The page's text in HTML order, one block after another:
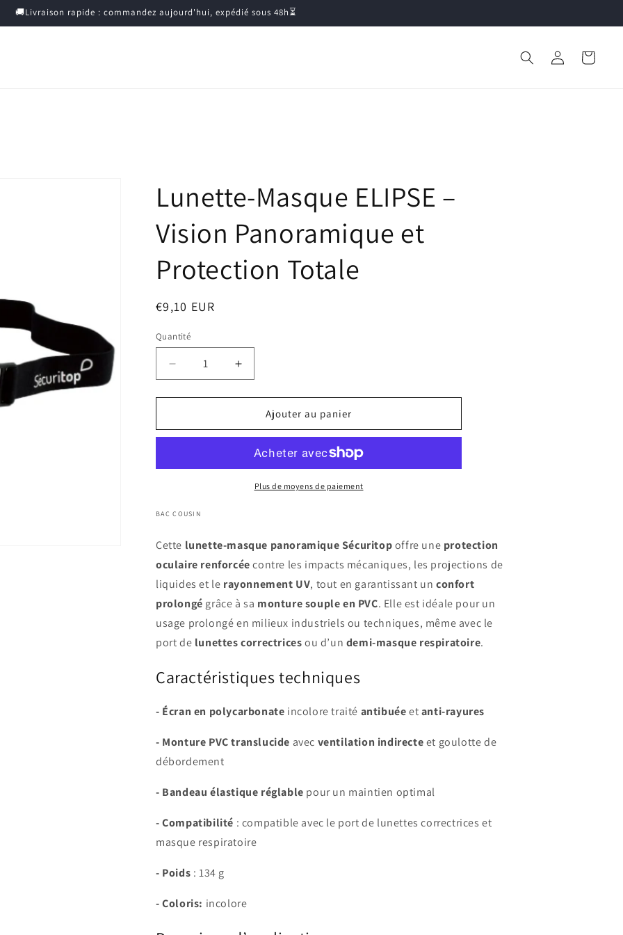
🚚Livraison rapide : commandez aujourd'hui, expédié sous 48h⏳
Connexion Panier
Lunette-Masque ELIPSE –
Vision Panoramique et
Protection Totale
Prix
€9,10 EUR
Quantité
Réduire
la
quantité
Lunette-
–
et
Totale
Augmenter
la
quantité
Lunette-
ELIPSE
–
Vision
Totale
Ajouter au panier
Plus de moyens de paiement
BAC COUSIN
Cette lunette-masque panoramique Sécuritopoffre une protection
oculaire renforcéecontre les impacts mécaniques, les projections de
liquides et le rayonnement UV, tout en garantissant unconfort
prolongé grâce à sa monture souple en PVC. Elle est idéale pour un
usage prolongé en milieux industriels ou techniques, même avec le
port de lunettes correctricesou d’un demi-masque respiratoire.
Caractéristiques techniques
- Écran en polycarbonate incolore traité antibuéeetanti-rayures
- Monture PVC translucide avec ventilation indirecteet goulotte de
débordement
- Bandeau élastique réglable pour un maintien optimal
- Compatibilité : compatible avec le port de lunettes correctrices et
masque respiratoire
- Poids : 134 g
- Coloris: incolore